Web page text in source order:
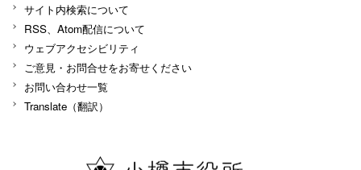
サイト内検索について
RSS、Atom配信について
ウェブアクセシビリティ
ご意見・お問合せをお寄せください
お問い合わせ一覧
Translate（翻訳）